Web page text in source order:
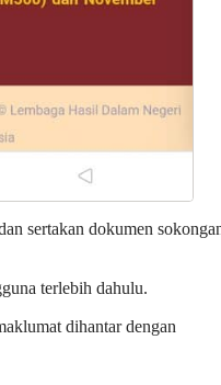
sertakan dokumen
terlebih dahulu.
dihantar dengan